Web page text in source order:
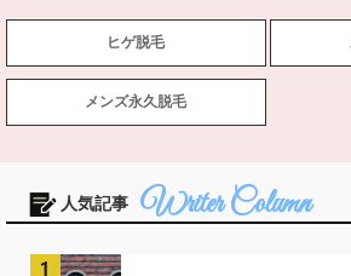
ヒゲ脱毛
メンズ永久脱毛
人気記事